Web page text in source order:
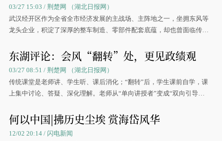
03/27 15:03 / 荆楚网 ​（湖北日报网）
武汉经开区作为全省全市经济发展的主战场、主阵地之一，坐拥东风等
龙头企业，积淀了深厚的整车制造、零部件配套底蕴，却也曾面临传统
东湖评论：会风“翻转”处，更见政绩观
03/27 08:51 / 荆楚网 ​（湖北日报网）
传统课堂是老师讲、学生听、课后消化；“翻转”后，学生课前自学，课
上集中讨论、答疑、深化理解。老师从“单向讲授者”变成“双向引导
了“思”与“议”。
何以中国|拂历史尘埃 赏海岱风华
12/02 20:14 / 闪电新闻